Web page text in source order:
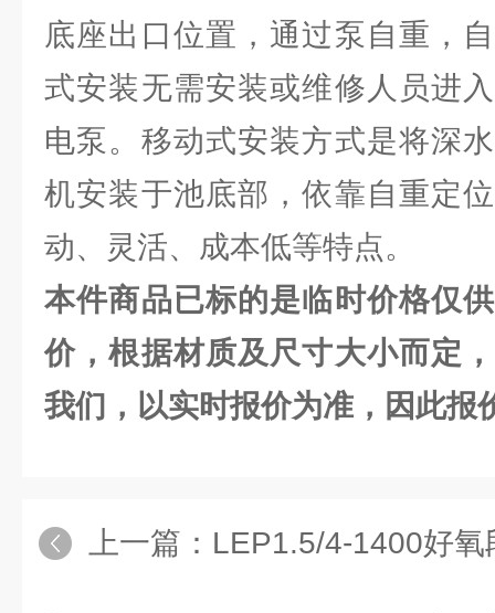
底座出口位置，通过泵自重，
式安装无需安装或维修人员进
电泵。移动式安装方式是将深
机安装于池底部，依靠自重定
动、灵活、成本低等特点。
本件商品已标的是临时价格仅
价，根据材质及尺寸大小而定
我们，以实时报价为准，因此报
上一篇： LEP1.5/4-1400好氧段